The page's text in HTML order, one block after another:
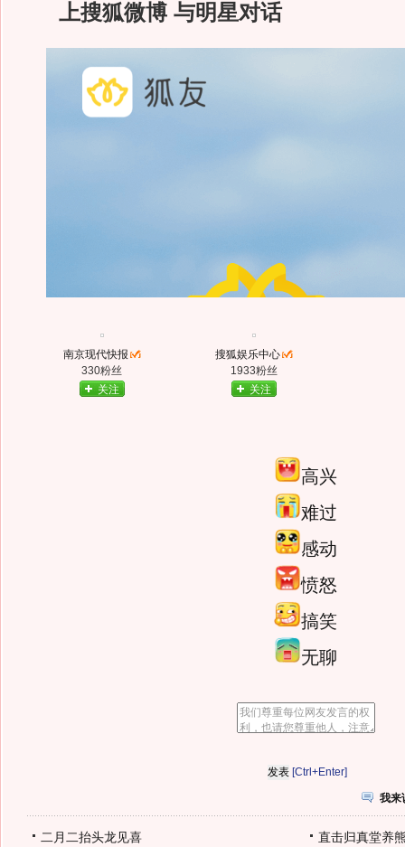
上搜狐微博 与明星对话
南京现代快报
330粉丝
关注
搜狐娱乐中心
1933粉丝
关注
高兴
难过
感动
愤怒
搞笑
无聊
[Ctrl+Enter]
我来
二月二抬头龙见喜 直击归真堂养